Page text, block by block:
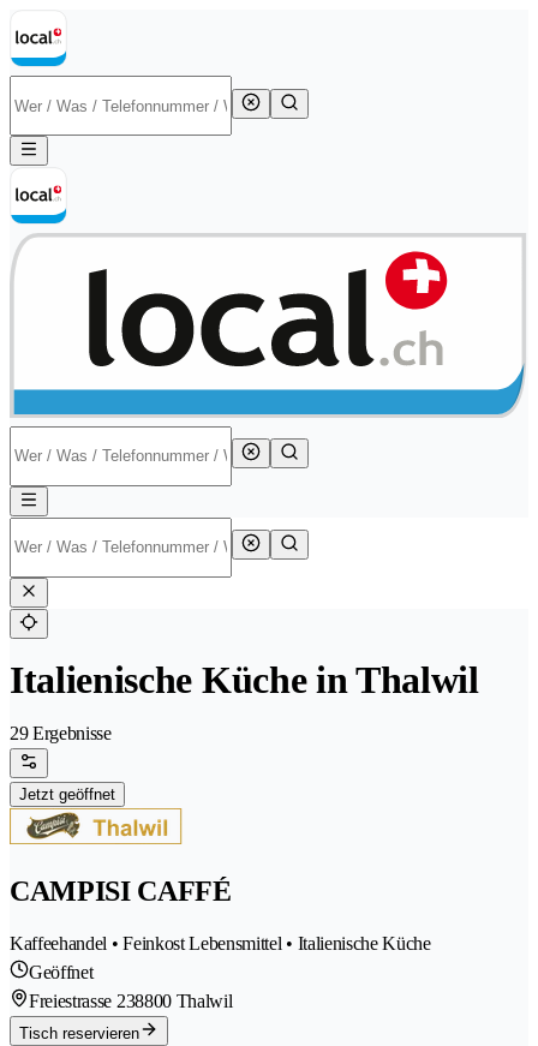
Italienische Küche in Thalwil
29 Ergebnisse
Jetzt geöffnet
CAMPISI CAFFÉ
Kaffeehandel • Feinkost Lebensmittel • Italienische Küche
Geöffnet
Freiestrasse 238800 Thalwil
Tisch reservieren